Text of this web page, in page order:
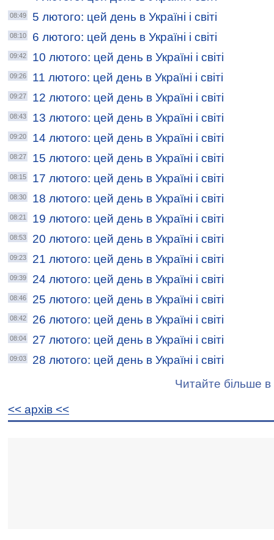
08:49 5 лютого: цей день в Україні і світі
08:10 6 лютого: цей день в Україні і світі
09:42 10 лютого: цей день в Україні і світі
09:26 11 лютого: цей день в Україні і світі
09:27 12 лютого: цей день в Україні і світі
08:43 13 лютого: цей день в Україні і світі
09:20 14 лютого: цей день в Україні і світі
08:27 15 лютого: цей день в Україні і світі
08:15 17 лютого: цей день в Україні і світі
08:30 18 лютого: цей день в Україні і світі
08:21 19 лютого: цей день в Україні і світі
08:53 20 лютого: цей день в Україні і світі
09:23 21 лютого: цей день в Україні і світі
09:39 24 лютого: цей день в Україні і світі
08:46 25 лютого: цей день в Україні і світі
08:42 26 лютого: цей день в Україні і світі
08:04 27 лютого: цей день в Україні і світі
09:03
28 лютого: цей день в Україні і світі
Читайте більше в
<< архiв <<